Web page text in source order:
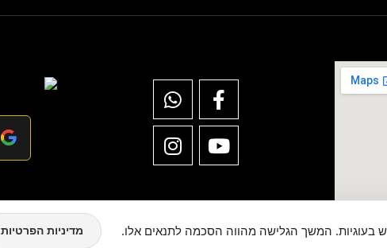
בעוגיות. המשך הגלישה מהווה הסכמה לתנאים אלו. מדיניות הפרטיות